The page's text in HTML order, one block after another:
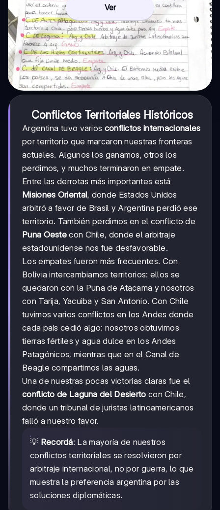
Ver
Conflictos Territoriales Históricos
Argentina tuvo varios conflictos internacionales
por territorio que marcaron nuestras fronteras
actuales. Algunos los ganamos, otros los
perdimos, y muchos terminaron en empate.
Entre las derrotas más importantes está
Misiones Oriental, donde Estados Unidos
arbitró a favor de Brasil y Argentina perdió ese
territorio. También perdimos en el conflicto de
Puna Oeste con Chile, donde el arbitraje
estadounidense nos fue desfavorable.
Los empates fueron más frecuentes. Con
Bolivia intercambiamos territorios: ellos se
quedaron con la Puna de Atacama y nosotros
con Tarija, Yacuiba y San Antonio. Con Chile
tuvimos varios conflictos en los Andes donde
cada país cedió algo: nosotros obtuvimos
tierras fértiles y agua dulce en los Andes
Patagónicos, mientras que en el Canal de
Beagle compartimos las aguas.
Una de nuestras pocas victorias claras fue el
conflicto de Laguna del Desierto con Chile,
donde un tribunal de juristas latinoamericanos
falló a nuestro favor.
💡 Recordá: La mayoría de nuestros
conflictos territoriales se resolvieron por
arbitraje internacional, no por guerra, lo que
muestra la preferencia argentina por las
soluciones diplomáticas.